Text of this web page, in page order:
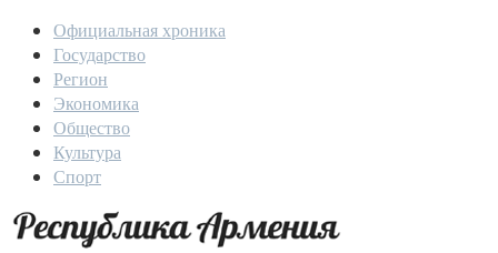
Официальная хроника
Государство
Регион
Экономика
Общество
Культура
Спорт